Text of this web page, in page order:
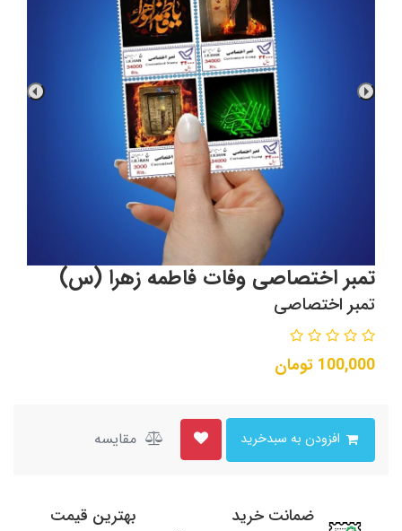
تمبر اختصاصی وفات فاطمه زهرا (س)
تمبر اختصاصی
100,000 تومان
مقایسه
ضمانت خرید بهترین قیمت